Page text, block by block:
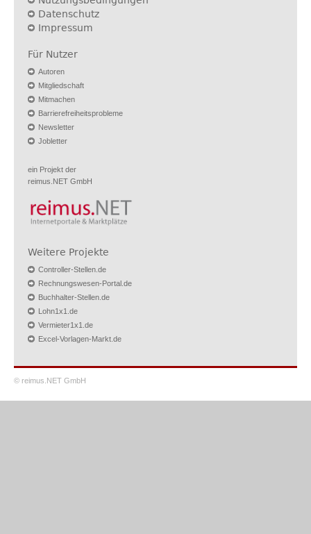
Datenschutz
Impressum
Für Nutzer
Autoren
Mitgliedschaft
Mitmachen
Barrierefreiheitsprobleme
Newsletter
Jobletter
ein Projekt der
reimus.NET GmbH
Weitere Projekte
Controller-Stellen.de
Rechnungswesen-Portal.de
Buchhalter-Stellen.de
Lohn1x1.de
Vermieter1x1.de
Excel-Vorlagen-Markt.de
© reimus.NET GmbH